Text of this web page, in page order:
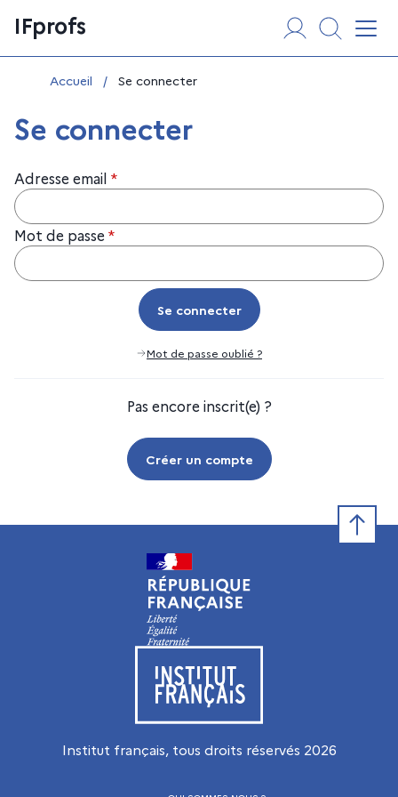
au
contenu
IFprofs
Vous êtes ici :
Accueil / Se connecter
Se connecter
Adresse email *
Mot de passe *
Se connecter
Se connecter
Mot de passe oublié ?
Pas encore inscrit(e) ?
Créer un compte
Visiter le site de l’Institut français
Institut français, tous droits réservés 2026